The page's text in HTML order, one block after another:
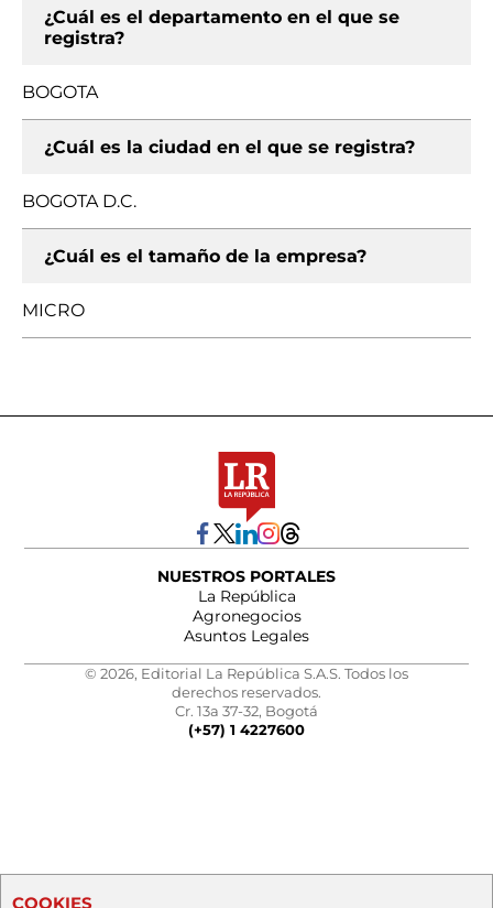
¿Cuál es el departamento en el que se
registra?
BOGOTA
¿Cuál es la ciudad en el que se registra?
BOGOTA D.C.
¿Cuál es el tamaño de la empresa?
MICRO
NUESTROS PORTALES
La República
Agronegocios
Asuntos Legales
© 2026, Editorial La República S.A.S. Todos los
derechos reservados.
Cr. 13a 37-32, Bogotá
(+57) 1 4227600
COOKIES